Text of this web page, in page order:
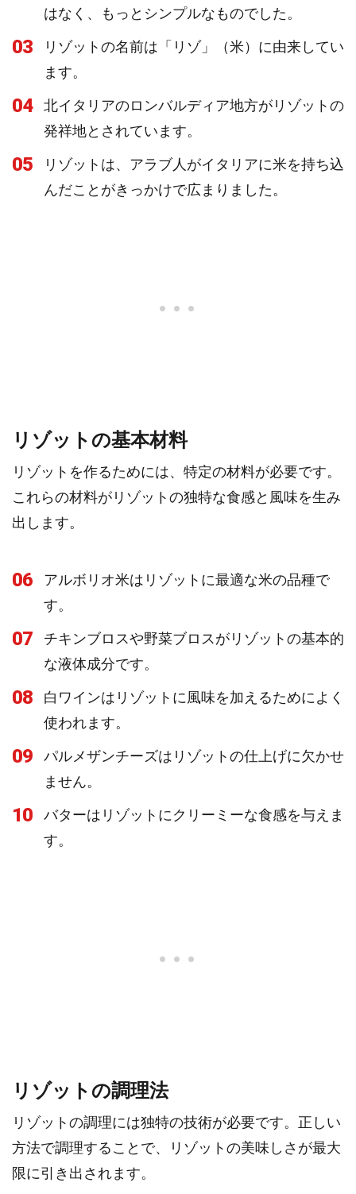
はなく、もっとシンプルなものでした。
03
リゾットの名前は「リゾ」（米）に由来してい
ます。
04
北イタリアのロンバルディア地方がリゾットの
発祥地とされています。
05
リゾットは、アラブ人がイタリアに米を持ち込
んだことがきっかけで広まりました。
リゾットの基本材料
リゾットを作るためには、特定の材料が必要です。
これらの材料がリゾットの独特な食感と風味を生み
出します。
06
アルボリオ米はリゾットに最適な米の品種で
す。
07
チキンブロスや野菜ブロスがリゾットの基本的
な液体成分です。
08
白ワインはリゾットに風味を加えるためによく
使われます。
09
パルメザンチーズはリゾットの仕上げに欠かせ
ません。
10
バターはリゾットにクリーミーな食感を与えま
す。
リゾットの調理法
リゾットの調理には独特の技術が必要です。正しい
方法で調理することで、リゾットの美味しさが最大
限に引き出されます。